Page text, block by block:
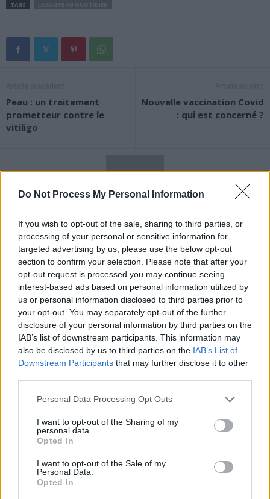
Do Not Process My Personal Information
If you wish to opt-out of the sale, sharing to third parties, or
processing of your personal or sensitive information for
targeted advertising by us, please use the below opt-out
section to confirm your selection. Please note that after your
opt-out request is processed you may continue seeing
interest-based ads based on personal information utilized by
us or personal information disclosed to third parties prior to
your opt-out. You may separately opt-out of the further
disclosure of your personal information by third parties on the
IAB’s list of downstream participants. This information may
also be disclosed by us to third parties on the IAB’s List of
Downstream Participants that may further disclose it to other
Personal Data Processing Opt Outs
I want to opt-out of the Sharing of my
personal data.
Opted In
I want to opt-out of the Sale of my
Personal Data.
Opted In
TAGS
Peau : un traitement
prometteur contre le
vitiligo
Nouvelle vaccination Covid
: qui est concerné ?
News Santé
https://news-sante.fr
ARTICLES CONNEXES PLUS DE L'AUTEUR
Santé
Canicule : les conseils
essentiels des
éviter le danger
Santé
Éclipse du 12 août :
attention à la pénurie de
Santé
Un chewing-gum
révolutionnaire pour
buccal
Populaires
Médicament retiré en urgence pour risques graves et données falsifiées